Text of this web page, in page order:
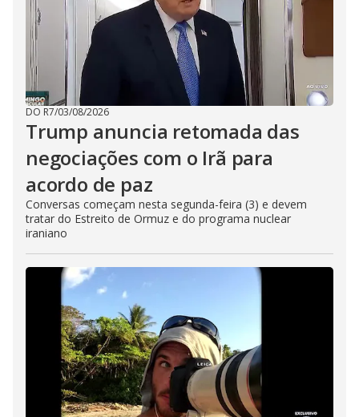
DO R7/03/08/2026
Trump anuncia retomada das
negociações com o Irã para
acordo de paz
Conversas começam nesta segunda-feira (3) e devem
tratar do Estreito de Ormuz e do programa nuclear
iraniano